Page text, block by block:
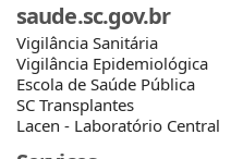
saude.sc.gov.br
Vigilância Sanitária
Vigilância Epidemiológica
Escola de Saúde Pública
SC Transplantes
Lacen - Laboratório Central